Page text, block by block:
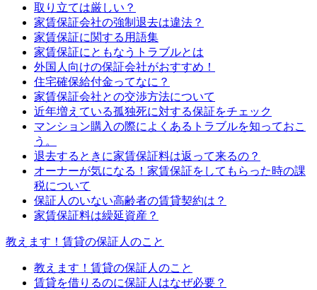
取り立ては厳しい？
家賃保証会社の強制退去は違法？
家賃保証に関する用語集
家賃保証にともなうトラブルとは
外国人向けの保証会社がおすすめ！
住宅確保給付金ってなに？
家賃保証会社との交渉方法について
近年増えている孤独死に対する保証をチェック
マンション購入の際によくあるトラブルを知っておこ
う。
退去するときに家賃保証料は返って来るの？
オーナーが気になる！家賃保証をしてもらった時の課
税について
保証人のいない高齢者の賃貸契約は？
家賃保証料は繰延資産？
教えます！賃貸の保証人のこと
教えます！賃貸の保証人のこと
賃貸を借りるのに保証人はなぜ必要？